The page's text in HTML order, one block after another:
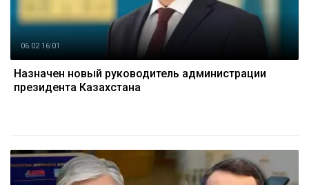
06.02 16:01
Назначен новый руководитель администрации
президента Казахстана